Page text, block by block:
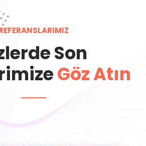
Son
Göz Atın